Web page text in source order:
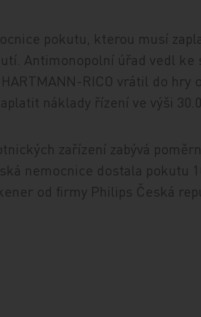
pokutu, kterou musí
Antimonopolní úřad vedl ke
RICO vrátil do hry
náklady řízení ve výši
zařízení zabývá
nemocnice dostala pokutu
od firmy Philips Česká